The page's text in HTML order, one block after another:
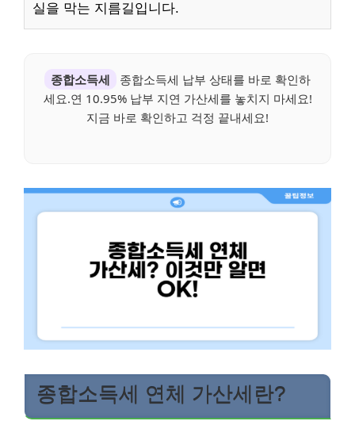
실을 막는 지름길입니다.
종합소득세
종합소득세 납부 상태를 바로 확인하
세요.연 10.95% 납부 지연 가산세를 놓치지 마세요!
지금 바로 확인하고 걱정 끝내세요!
종합소득세 연체 가산세란?